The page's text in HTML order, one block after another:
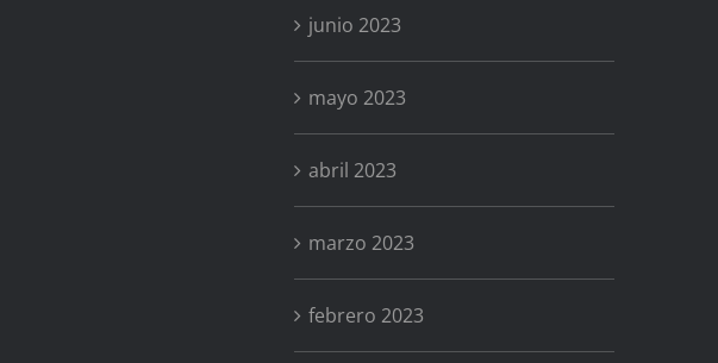
junio 2023
mayo 2023
abril 2023
marzo 2023
febrero 2023